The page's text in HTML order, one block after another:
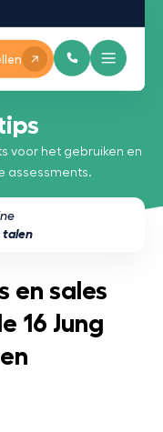
voor het gebruiken en
assessments.
talen
en sales
16 Jung